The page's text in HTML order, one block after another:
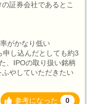
証券会社であるとこ
がかなり低い
し込んだとしても約3
、IPOの取り扱い銘柄
やしていただきたい
参考になった 0